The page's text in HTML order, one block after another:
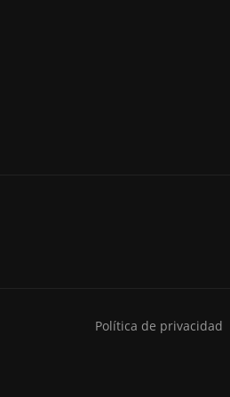
Política de privacidad